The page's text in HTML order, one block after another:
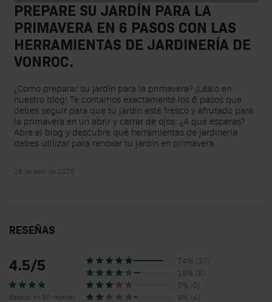
PREPARE SU JARDÍN PARA LA
PRIMAVERA EN 6 PASOS CON LAS
HERRAMIENTAS DE JARDINERÍA DE
VONROC.
¿Cómo preparar su jardín para la primavera? ¡Léalo en
nuestro blog! Te contamos exactamente los 6 pasos que
debes seguir para que tu jardín esté fresco y afrutado para
la primavera en un abrir y cerrar de ojos. ¿A qué esperas?
Abre el blog y descubre qué herramientas de jardinería
debes utilizar para renovar tu jardín en primavera.
25 de abril de 2025
RESEÑAS
4.5/5
Basado en 50 reseñas
74% (37)
16% (8)
0% (0)
8% (4)